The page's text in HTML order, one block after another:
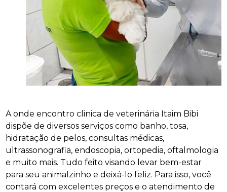
A onde encontro clinica de veterinária Itaim Bibi
dispõe de diversos serviços como banho, tosa,
hidratação de pelos, consultas médicas,
ultrassonografia, endoscopia, ortopedia, oftalmologia
e muito mais. Tudo feito visando levar bem-estar
para seu animalzinho e deixá-lo feliz. Para isso, você
contará com excelentes preços e o atendimento de